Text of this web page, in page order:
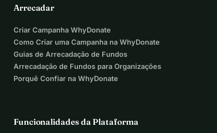
Arrecadar
Criar Campanha WhyDonate
Como Criar uma Campanha na WhyDonate
Guias de Arrecadação de Fundos
Arrecadação de Fundos para Organizações
Porquê Confiar na WhyDonate
Funcionalidades da Plataforma